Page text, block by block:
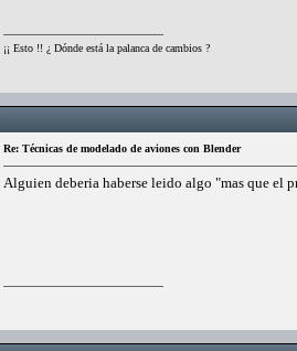
¡¡ Esto !! ¿ Dónde está la palanca de cambios ?
Re: Técnicas de modelado de aviones con Blender
Alguien deberia haberse leido algo "mas que el